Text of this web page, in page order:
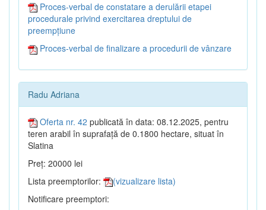
Proces-verbal de constatare a derulării etapei
procedurale privind exercitarea dreptului de
preempțiune
Proces-verbal de finalizare a procedurii de vânzare
Radu Adriana
Oferta nr. 42 publicată în data: 08.12.2025, pentru
teren arabil în suprafață de 0.1800 hectare, situat în
Slatina
Preț: 20000 lei
Lista preemptorilor:
(vizualizare lista)
Notificare preemptori: